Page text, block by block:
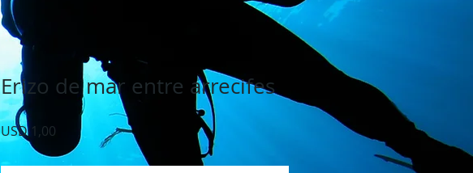
Erizo de mar entre arrecifes
USD 1,00 Precio